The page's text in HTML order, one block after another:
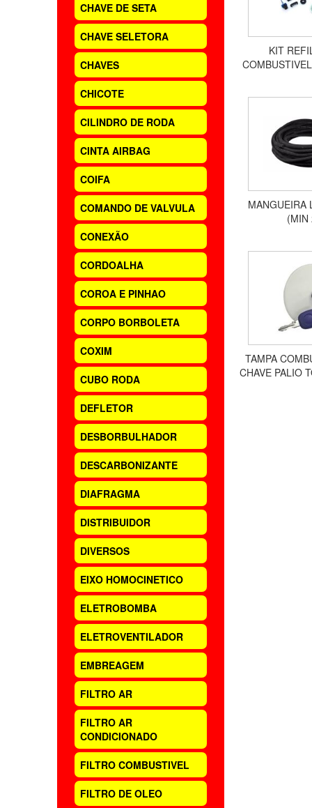
CHAVE DE SETA
CHAVE SELETORA
CHAVES
CHICOTE
CILINDRO DE RODA
CINTA AIRBAG
COIFA
COMANDO DE VALVULA
CONEXÃO
CORDOALHA
COROA E PINHAO
CORPO BORBOLETA
COXIM
CUBO RODA
DEFLETOR
DESBORBULHADOR
DESCARBONIZANTE
DIAFRAGMA
DISTRIBUIDOR
DIVERSOS
EIXO HOMOCINETICO
ELETROBOMBA
ELETROVENTILADOR
EMBREAGEM
FILTRO AR
FILTRO AR
CONDICIONADO
FILTRO COMBUSTIVEL
FILTRO DE OLEO
KIT
MANGUEIRA
(MIN
TAMPA
CHAVE PALIO